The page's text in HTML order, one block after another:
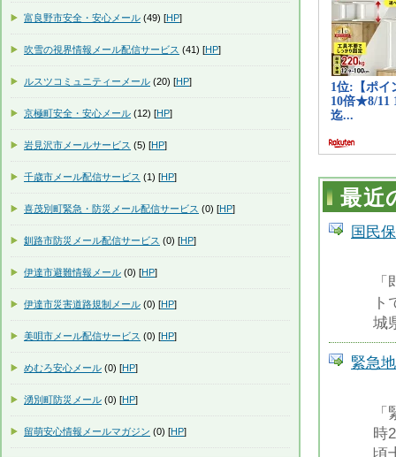
最近
国民
城
緊急
時
富良野市安全・安心メール (49) [HP]
吹雪の視界情報メール配信サービス (41) [HP]
ルスツコミュニティーメール (20) [HP]
京極町安全・安心メール (12) [HP]
岩見沢市メールサービス (5) [HP]
千歳市メール配信サービス (1) [HP]
喜茂別町緊急・防災メール配信サービス (0) [HP]
釧路市防災メール配信サービス (0) [HP]
伊達市避難情報メール (0) [HP]
伊達市災害道路規制メール (0) [HP]
美唄市メール配信サービス (0) [HP]
めむろ安心メール (0) [HP]
湧別町防災メール (0) [HP]
留萌安心情報メールマガジン (0) [HP]